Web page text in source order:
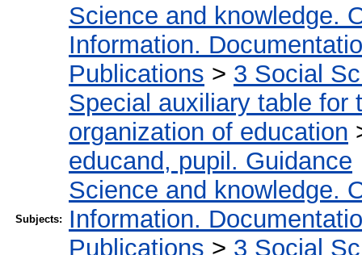
Subjects:
Science and knowledge.
Information.
Publications > 3 Social
Special auxiliary table for
organization of education
educand, pupil. Guidance
Science and knowledge.
Information.
Publications > 3 Social